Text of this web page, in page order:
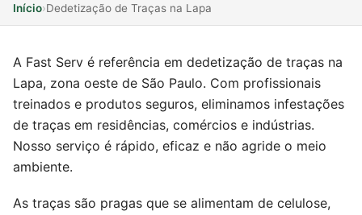
Início›Dedetização de Traças na Lapa
A Fast Serv é referência em dedetização de traças na
Lapa, zona oeste de São Paulo. Com profissionais
treinados e produtos seguros, eliminamos infestações
de traças em residências, comércios e indústrias.
Nosso serviço é rápido, eficaz e não agride o meio
ambiente.
As traças são pragas que se alimentam de celulose,